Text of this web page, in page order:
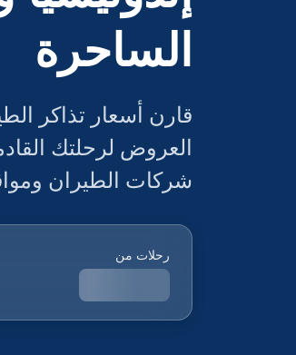
الساحرة
قارن أسعار تذاكر
العروض لرحلتك
شركات الطيران
رحلات من